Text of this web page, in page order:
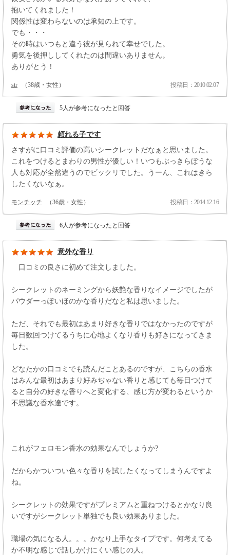
抱いてくれました！
関係性は変わらないのは承知の上です。
でも・・・
その時はいつもと違う彼が見られて幸せでした。
勇気を後押ししてくれたのは間違いありません。
ありがとう！
str （38歳・女性） 投稿日：2010.02.07
5人が参考になったと回答
頼れる子です
さすがに口コミ評価の高いシークレットだなぁと思いました。
これをつけるとまわりの男性が優しい！いつもぶっきらぼうな
人も対応が全然違うのでビックリでした。うーん、これはきら
したくないなぁ。
モンチッチ （36歳・女性） 投稿日：2014.12.16
6人が参考になったと回答
意外な香り
口コミの良さに初めて注文しました。
シークレットのネーミングから妖艶な香りなイメージでしたが
パウダーっぽいほのかな香りだなと私は思いました。
ただ、それでも最初はあまり好きな香りではなかったのですが
毎日数回つけてるうちに心地よくなり香りも好きになってきま
した。
どなたかの口コミでも読んだことあるのですが、こちらの香水
はみんな最初はあまり好みぢゃない香りと感じても毎日つけて
ると自分の好きな香りへと変化する、感じ方が変わるというか
不思議な香水達です。
これがフェロモン香水の効果なんでしょうか?
だからかついつい色々な香りを試したくなってしまうんですよ
ね。
シークレットの効果ですがプレミアムと重ねつけるとかなり良
いですがシークレット単独でも良い効果ありました。
職場の気になる人。。。かなり上手なタイプです。何考えてる
か不明な感じで話しかけにくい感じの人。